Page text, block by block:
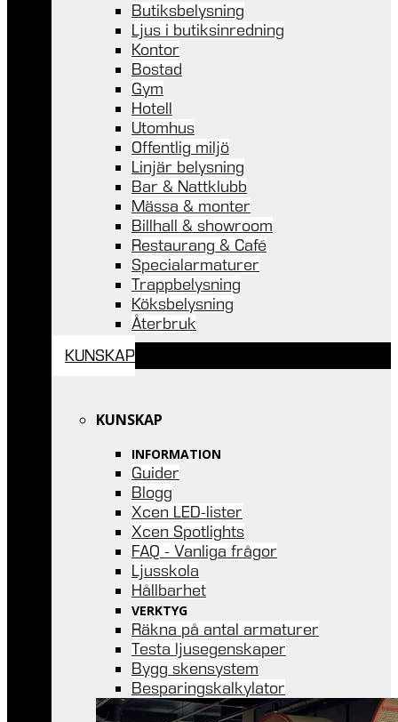
Butiksbelysning
Ljus i butiksinredning
Kontor
Bostad
Gym
Hotell
Utomhus
Offentlig miljö
Linjär belysning
Bar & Nattklubb
Mässa & monter
Billhall & showroom
Restaurang & Café
Specialarmaturer
Trappbelysning
Köksbelysning
Återbruk
KUNSKAP
KUNSKAP
INFORMATION
Guider
Blogg
Xcen LED-lister
Xcen Spotlights
FAQ - Vanliga frågor
Ljusskola
Hållbarhet
VERKTYG
Räkna på antal armaturer
Testa ljusegenskaper
Bygg skensystem
Besparingskalkylator